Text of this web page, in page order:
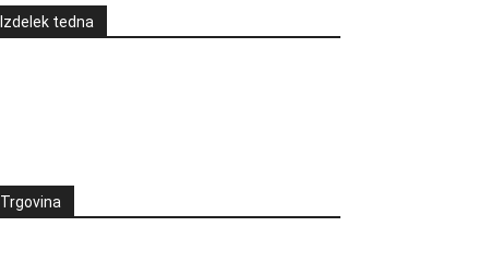
Izdelek tedna
Trgovina